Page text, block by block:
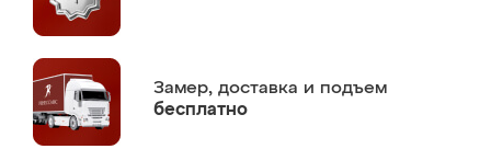
Замер, доставка и подъем
бесплатно